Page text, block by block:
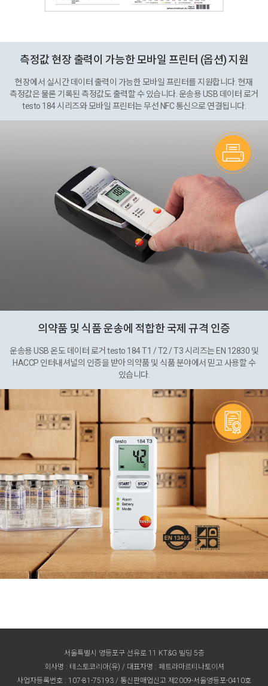
측정값 현장 출력이 가능한 모바일 프린터 (옵션) 지원
현장에서 실시간 데이터 출력이 가능한 모바일 프린터를 지원합니다. 현재
측정값은 물론 기록된 측정값도 출력할 수 있습니다. 운송용 USB 데이터 로거
testo 184 시리즈와 모바일 프린터는 무선 NFC 통신으로 연결됩니다.
의약품 및 식품 운송에 적합한 국제 규격 인증
운송용 USB 온도 데이터 로거 testo 184 T1 / T2 / T3 시리즈는 EN 12830 및
HACCP 인터내셔널의 인증을 받아 의약품 및 식품 분야에서 믿고 사용할 수
있습니다.
서울특별시 영등포구 선유로 11 KT&G 빌딩 5층
회사명 : 테스토코리아(유) / 대표자명 : 페트라마르티나토이셔
사업자등록번호 : 107-81-75193 / 통신판매업신고 제2009-서울영등포-0410호